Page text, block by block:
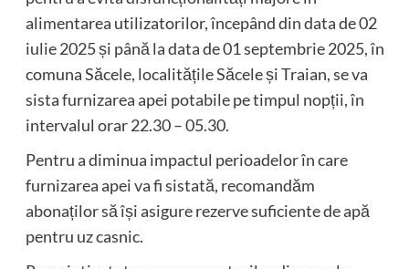
alimentarea utilizatorilor, începând din data de 02
iulie 2025 și până la data de 01 septembrie 2025, în
comuna Săcele, localitățile Săcele și Traian, se va
sista furnizarea apei potabile pe timpul nopții, în
intervalul orar 22.30 – 05.30.
Pentru a diminua impactul perioadelor în care
furnizarea apei va fi sistată, recomandăm
abonaților să își asigure rezerve suficiente de apă
pentru uz casnic.